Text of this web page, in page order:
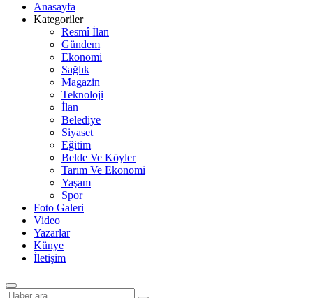
Anasayfa
Kategoriler
Resmî İlan
Gündem
Ekonomi
Sağlık
Magazin
Teknoloji
İlan
Belediye
Siyaset
Eğitim
Belde Ve Köyler
Tarım Ve Ekonomi
Yaşam
Spor
Foto Galeri
Video
Yazarlar
Künye
İletişim